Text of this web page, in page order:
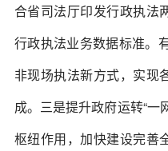
合省司法厅印发行政执法
行政执法业务数据标准。
非现场执法新方式，实现
成。三是提升政府运转“一
枢纽作用，加快建设完善